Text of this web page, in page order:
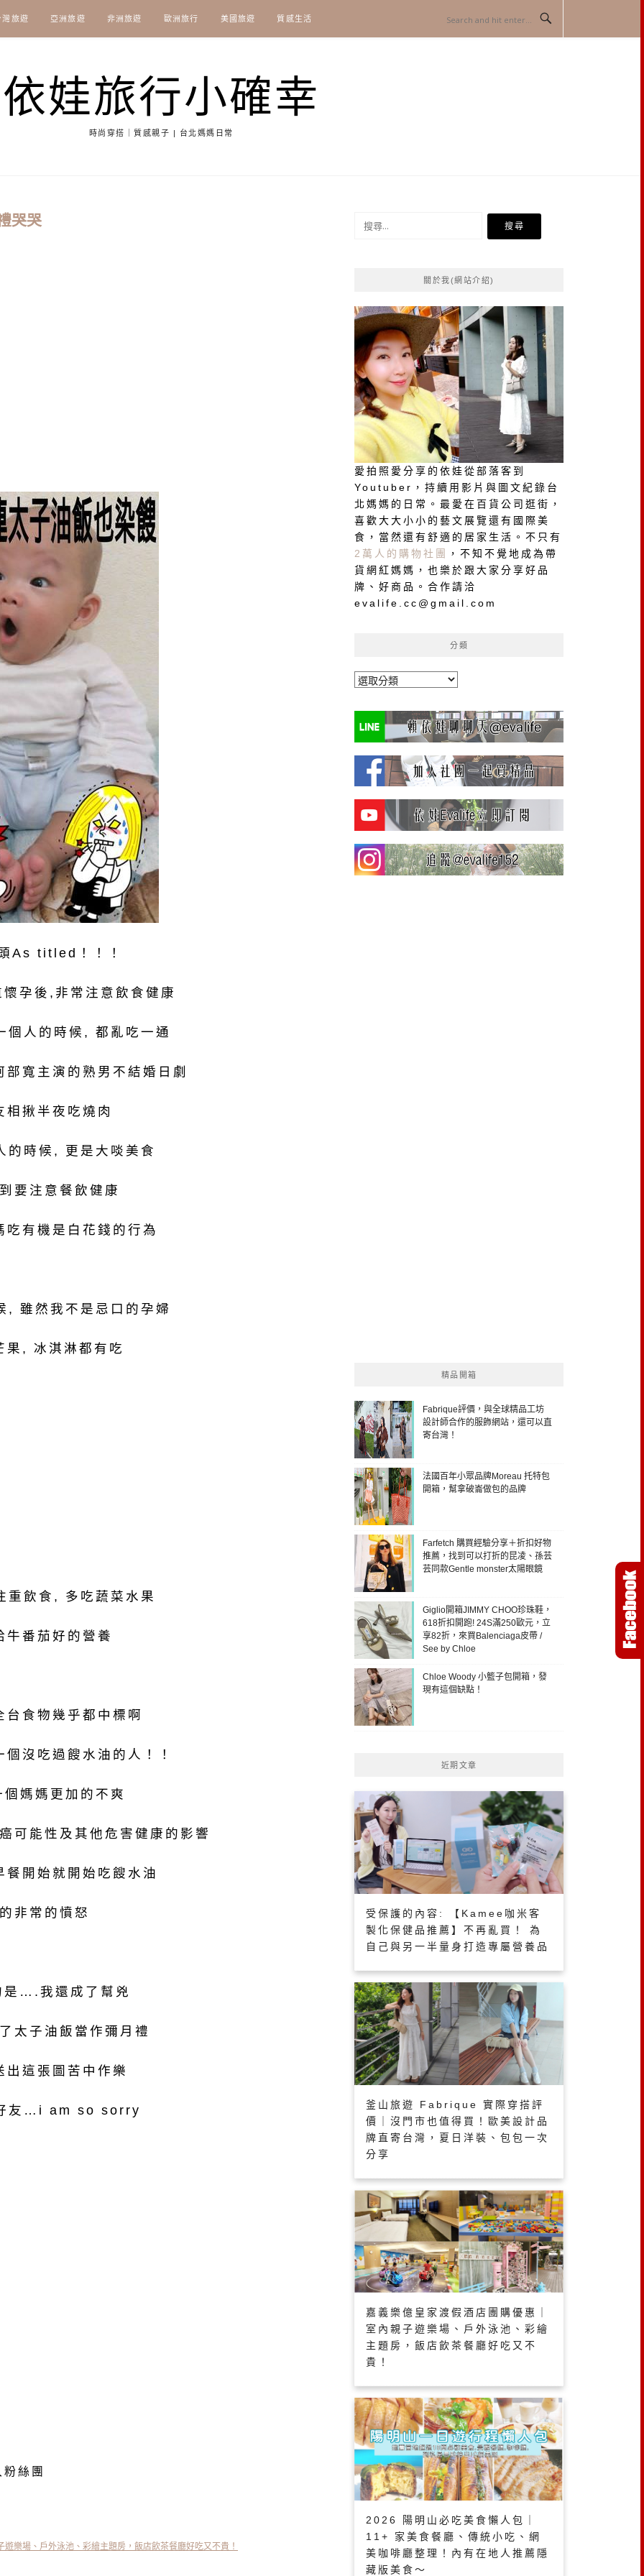
灣旅遊 亞洲旅遊 非洲旅遊 歐洲旅行 美國旅遊 質感生活
依娃旅行小確幸
時尚穿搭｜質感親子 | 台北媽媽日常
哭哭
As titled！！！
孕後,非常注意飲食健康
個人的時候, 都亂吃一通
寬主演的熟男不結婚日劇
相揪半夜吃燒肉
的時候, 更是大啖美食
要注意餐飲健康
吃有機是白花錢的行為
, 雖然我不是忌口的孕婦
果, 冰淇淋都有吃
重飲食, 多吃蔬菜水果
牛番茄好的營養
台食物幾乎都中標啊
沒吃過餿水油的人！！
媽媽更加的不爽
可能性及其他危害健康的影響
餐開始就開始吃餿水油
非常的憤怒
是….我還成了幫兇
太子油飯當作彌月禮
出這張圖苦中作樂
友…i am so sorry
絲團
樂場、戶外泳池、彩繪主題房，飯店飲茶餐廳好吃又不貴！
搜
關於我(網站介紹)
愛拍照愛分享的依娃從部落客到
Youtuber，持續用影片與圖文紀錄台
北媽媽的日常。最愛在百貨公司逛街，
喜歡大大小小的藝文展覽還有國際美
食，當然還有舒適的居家生活。不只有
2萬人的購物社團
，不知不覺地成為帶
貨網紅媽媽，也樂於跟大家分享好品
牌、好商品。合作請洽
evalife.cc@gmail.com
分類
分
精品開箱
Fabrique評價，與全球精品工坊
設計師合作的服飾網站，還可以直
寄台灣！
法國百年小眾品牌Moreau 托特包
開箱，幫拿破崙做包的品牌
Farfetch 購買經驗分享＋折扣好物
推薦，找到可以打折的昆凌、孫芸
芸同款Gentle monster太陽眼鏡
Giglio開箱JIMMY CHOO珍珠鞋，
618折扣開跑! 24S滿250歐元，立
享82折，來買Balenciaga皮帶 /
See by Chloe
Chloe Woody 小籃子包開箱，發
現有這個缺點！
近期文章
受保護的內容: 【Kamee咖米客
製化保健品推薦】不再亂買！ 為
自己與另一半量身打造專屬營養品
釜山旅遊 Fabrique 實際穿搭評
價｜沒門市也值得買！歐美設計品
牌直寄台灣，夏日洋裝、包包一次
分享
嘉義樂億皇家渡假酒店團購優惠｜
室內親子遊樂場、戶外泳池、彩繪
主題房，飯店飲茶餐廳好吃又不
貴！
2026 陽明山必吃美食懶人包｜
11+ 家美食餐廳、傳統小吃、網
美咖啡廳整理！內有在地人推薦隱
藏版美食～